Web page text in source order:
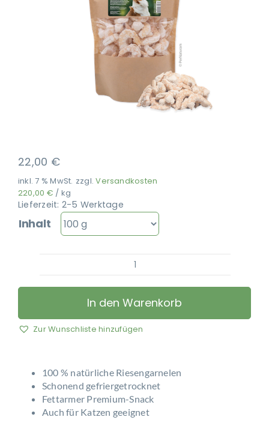
22,00 €
inkl. 7 % MwSt. zzgl.Versandkosten
220,00 € / kg
Lieferzeit: 2-5 Werktage
Inhalt
PerNaturam
-
Riesengarnelen
In den Warenkorb
Zur Wunschliste hinzufügen
100 % natürliche Riesengarnelen
Schonend gefriergetrocknet
Fettarmer Premium-Snack
Auch für Katzen geeignet